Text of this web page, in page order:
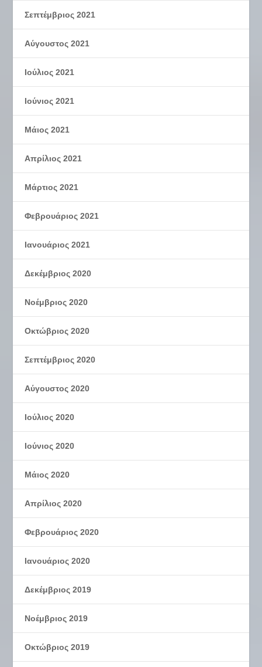
Σεπτέμβριος 2021
Αύγουστος 2021
Ιούλιος 2021
Ιούνιος 2021
Μάιος 2021
Απρίλιος 2021
Μάρτιος 2021
Φεβρουάριος 2021
Ιανουάριος 2021
Δεκέμβριος 2020
Νοέμβριος 2020
Οκτώβριος 2020
Σεπτέμβριος 2020
Αύγουστος 2020
Ιούλιος 2020
Ιούνιος 2020
Μάιος 2020
Απρίλιος 2020
Φεβρουάριος 2020
Ιανουάριος 2020
Δεκέμβριος 2019
Νοέμβριος 2019
Οκτώβριος 2019